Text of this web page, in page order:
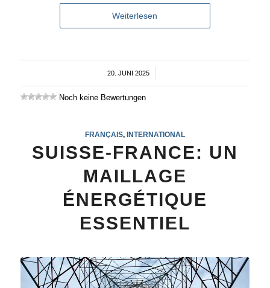
Weiterlesen
20. JUNI 2025
/
Noch keine Bewertungen
FRANÇAIS, INTERNATIONAL
SUISSE-FRANCE: UN
MAILLAGE
ÉNERGÉTIQUE
ESSENTIEL